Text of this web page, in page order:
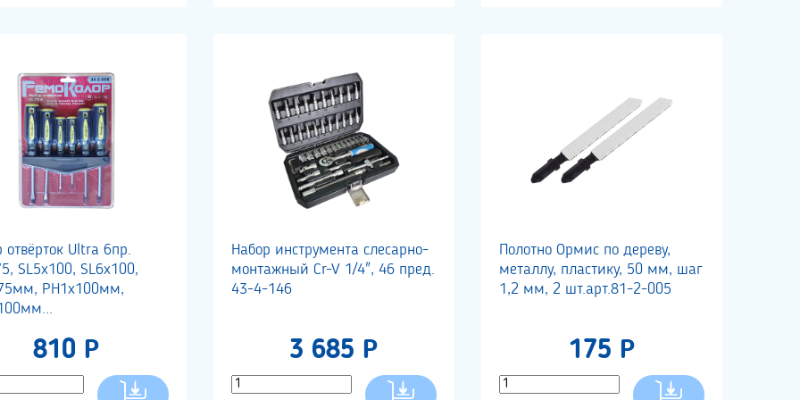
отвёрток Ultra 6пр.
SL5х100, SL6х100,
PH1х100мм,
810 Р
Набор инструмента слесарно-
монтажный Cr-V 1/4", 46 пред.
43-4-146
3 685 Р
Полотно Ормис по дереву,
металлу, пластику, 50 мм, шаг
1,2 мм, 2 шт.арт.81-2-005
175 Р